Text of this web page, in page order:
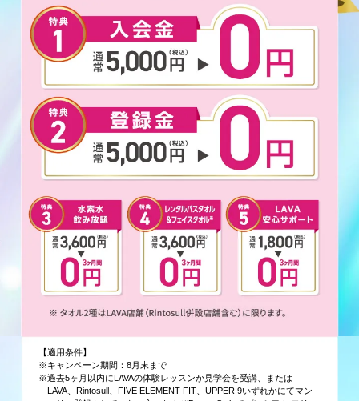
【適用条件】
※キャンペーン期間：8月末まで
※過去5ヶ月以内にLAVAの体験レッスンか見学会を受講、または
LAVA、Rintosull、FIVE ELEMENT FIT、UPPER 9いずれかにてマン